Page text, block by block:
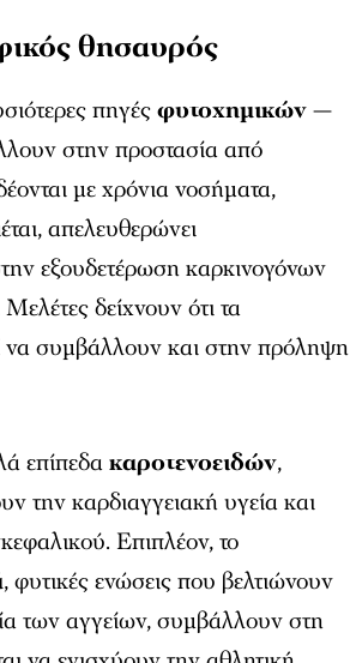
θησαυρός
πηγέςφυτοχημικών—
στην προστασία από
με χρόνια νοσήματα,
απελευθερώνει
εξουδετέρωση καρκινογόνων
δείχνουν ότι τα
να συμβάλλουν και στην πρόληψη
επίπεδακαροτενοειδών,
την καρδιαγγειακή υγεία και
Επιπλέον, το
, φυτικές ενώσεις που βελτιώνουν
των αγγείων, συμβάλλουν στη